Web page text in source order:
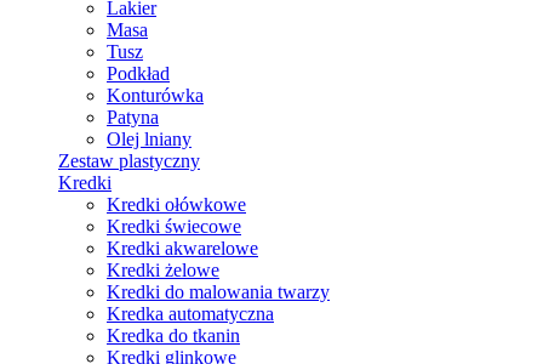
Lakier
Masa
Tusz
Podkład
Konturówka
Patyna
Olej lniany
Zestaw plastyczny
Kredki
Kredki ołówkowe
Kredki świecowe
Kredki akwarelowe
Kredki żelowe
Kredki do malowania twarzy
Kredka automatyczna
Kredka do tkanin
Kredki glinkowe